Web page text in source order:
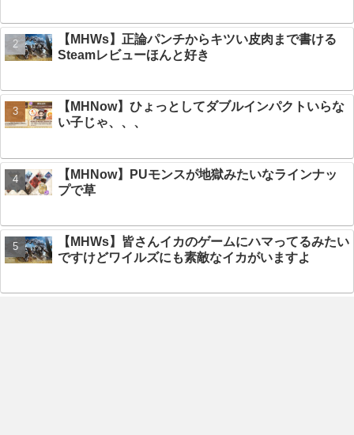
【MHWs】正論パンチからキツい皮肉まで書ける
Steamレビューほんと好き
【MHNow】ひょっとしてダブルインパクトいらな
い子じゃ、、、
【MHNow】PUモンスが地獄みたいなラインナッ
プで草
【MHWs】皆さんイカのゲームにハマってるみたい
ですけどワイルズにも素敵なイカがいますよ